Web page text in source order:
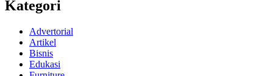
Kategori
Advertorial
Artikel
Bisnis
Edukasi